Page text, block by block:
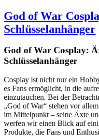
God of War
Schlüsselanhänger
God of War Cosplay:
Schlüsselanhänger
Cosplay ist nicht nur ein
es Fans ermöglicht, in die
einzutauchen. Bei der
„God of War“ stehen vor
im Mittelpunkt – seine Äxte
werfen wir einen Blick auf
Produkte, die Fans und